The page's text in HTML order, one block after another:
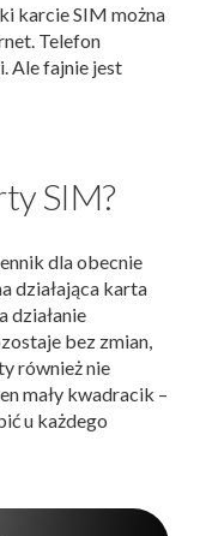
karcie SIM można
Telefon
Ale fajnie jest
SIM?
dla obecnie
działająca karta
działanie
bez zmian,
również nie
mały kwadracik –
u każdego